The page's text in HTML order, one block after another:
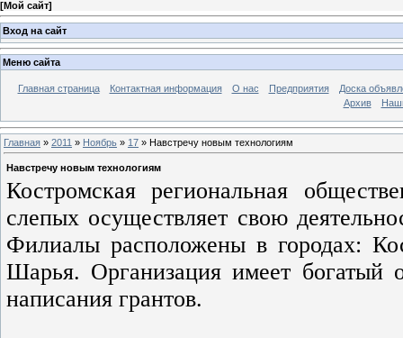
[Мой сайт]
Вход на сайт
Меню сайта
Главная страница Контактная информация О нас Предприятия
Доска
Архив
Главная » 2011 » Ноябрь » 17 » Навстречу новым технологиям
Навстречу новым технологиям
Костромская региональная
слепых осуществляет свою
Филиалы расположены в городах:
Шарья. Организация имеет богатый
написания грантов.